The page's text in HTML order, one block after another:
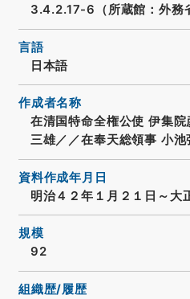
3.4.2.17-6（所蔵館：外務
言語
日本語
作成者名称
在清国特命全権公使 伊集
三雄／／在奉天総領事 小池
資料作成年月日
明治４２年１月２１日～大
規模
92
組織歴/履歴